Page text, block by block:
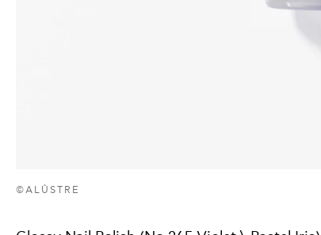
©ALÛSTRE